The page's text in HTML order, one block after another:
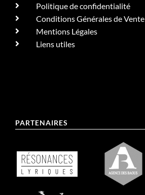
Politique de confidentialité
Conditions Générales de Vente
Mentions Légales
Liens utiles
PARTENAIRES